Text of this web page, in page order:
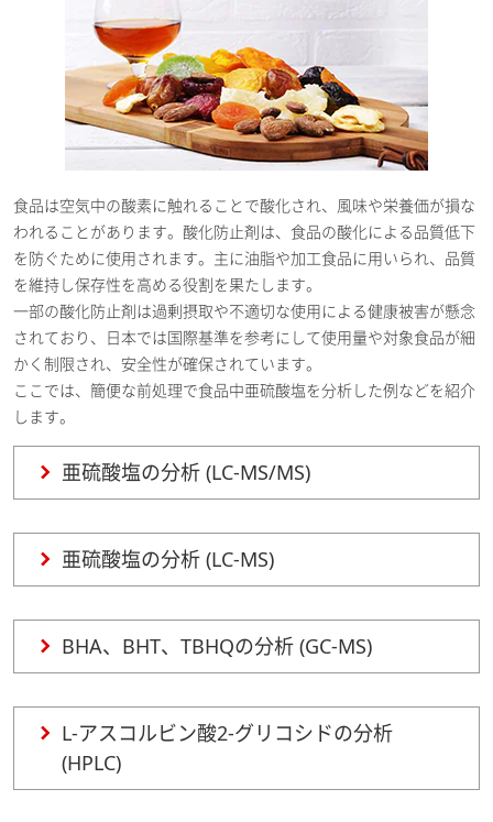
食品は空気中の酸素に触れることで酸化され、風味や栄養価が損な
われることがあります。酸化防止剤は、食品の酸化による品質低下
を防ぐために使用されます。主に油脂や加工食品に用いられ、品質
を維持し保存性を高める役割を果たします。
一部の酸化防止剤は過剰摂取や不適切な使用による健康被害が懸念
されており、日本では国際基準を参考にして使用量や対象食品が細
かく制限され、安全性が確保されています。
ここでは、簡便な前処理で食品中亜硫酸塩を分析した例などを紹介
します。
亜硫酸塩の分析 (LC-MS/MS)
亜硫酸塩の分析 (LC-MS)
BHA、BHT、TBHQの分析 (GC-MS)
L-アスコルビン酸2-グリコシドの分析
(HPLC)